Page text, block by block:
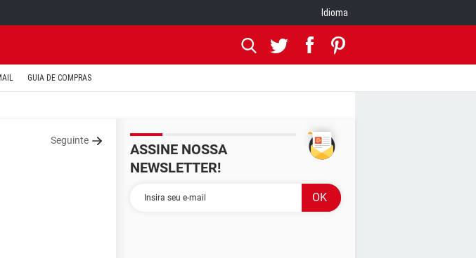
Idioma
GUIA DE COMPRAS
Seguinte
ASSINE NOSSA
NEWSLETTER!